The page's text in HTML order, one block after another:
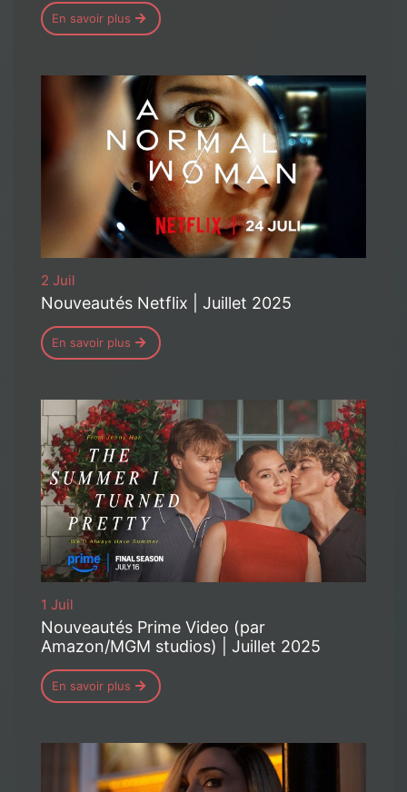
En savoir plus
2 Juil
Nouveautés Netflix | Juillet 2025
En savoir plus
1 Juil
Nouveautés Prime Video (par
Amazon/MGM studios) | Juillet 2025
En savoir plus